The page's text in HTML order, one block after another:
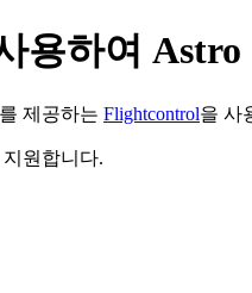
용하여 Astro
제공하는 Flightcontrol을 사
지원합니다.